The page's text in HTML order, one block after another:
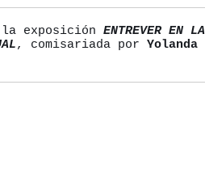
la exposición ENTREVER EN
, comisariada por Yolanda